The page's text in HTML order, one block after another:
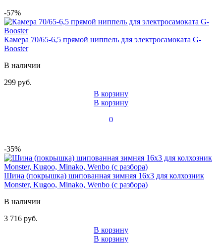
-57%
Камера 70/65-6,5 прямой ниппель для электросамоката G-
Booster
В наличии
299 руб.
В корзину
В корзину
0
-35%
Шина (покрышка) шипованная зимняя 16x3 для колхозник
Monster, Kugoo, Minako, Wenbo (с разбора)
В наличии
3 716 руб.
В корзину
В корзину